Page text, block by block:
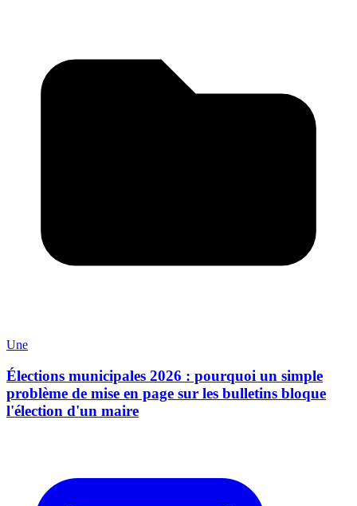
Une
Élections municipales 2026 : pourquoi un simple
problème de mise en page sur les bulletins bloque
l'élection d'un maire